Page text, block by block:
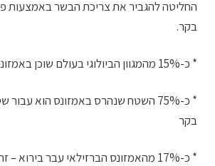
החליטה להגביר את צריכת הבשר באמצעות
בקר.
* כ-15% מהמגוון הביולוגי בעולם שוכן באמזונס
* כ-75% השטח שנהרס באמזונס הוא
בקר
* כ-17% מהאמזונס הברזילאי עבר בירוא